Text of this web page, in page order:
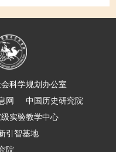
科学规划办公室
网
中国历史研究院
实验教学中心
引智基地
院